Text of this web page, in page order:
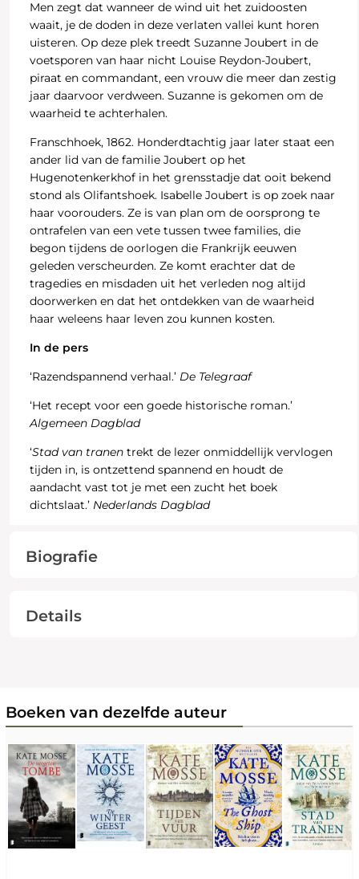
Men zegt dat wanneer de wind uit het zuidoosten
waait, je de doden in deze verlaten vallei kunt horen
uisteren. Op deze plek treedt Suzanne Joubert in de
voetsporen van haar nicht Louise Reydon-Joubert,
piraat en commandant, een vrouw die meer dan zestig
jaar daarvoor verdween. Suzanne is gekomen om de
waarheid te achterhalen.
Franschhoek, 1862. Honderdtachtig jaar later staat een
ander lid van de familie Joubert op het
Hugenotenkerkhof in het grensstadje dat ooit bekend
stond als Olifantshoek. Isabelle Joubert is op zoek naar
haar voorouders. Ze is van plan om de oorsprong te
ontrafelen van een vete tussen twee families, die
begon tijdens de oorlogen die Frankrijk eeuwen
geleden verscheurden. Ze komt erachter dat de
tragedies en misdaden uit het verleden nog altijd
doorwerken en dat het ontdekken van de waarheid
haar weleens haar leven zou kunnen kosten.
In de pers
‘Razendspannend verhaal.’ De Telegraaf
‘Het recept voor een goede historische roman.’
Algemeen Dagblad
‘Stad van tranentrekt de lezer onmiddellijk vervlogen
tijden in, is ontzettend spannend en houdt de
aandacht vast tot je met een zucht het boek
dichtslaat.’ Nederlands Dagblad
Biografie
Details
Boeken van dezelfde auteur